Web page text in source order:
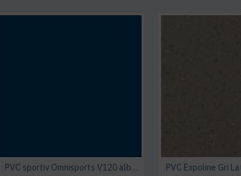
PVC sportiv Omnisports V120 albastru Royal Blue